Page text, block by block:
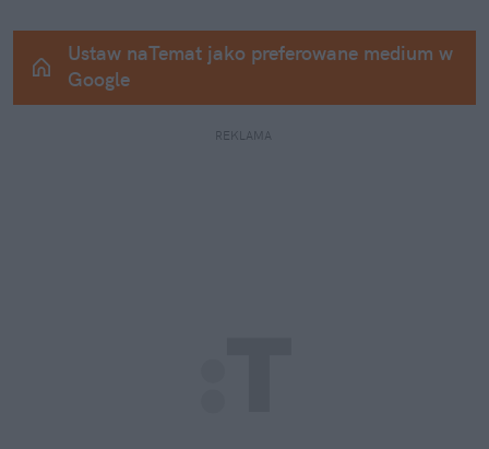
Ustaw naTemat jako preferowane medium w
Google
REKLAMA